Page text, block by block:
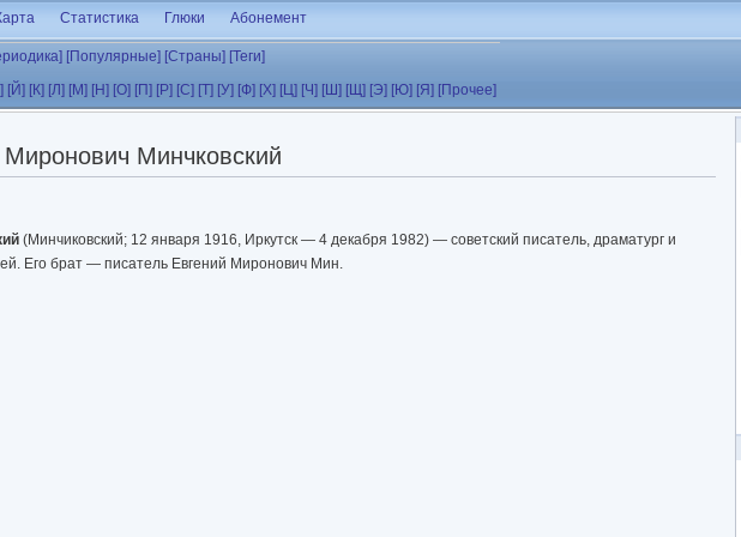
Статистика Глюки Абонемент
[Популярные] [Страны] [Теги]
[Й] [К] [Л] [М] [Н] [О] [П] [Р] [С] [Т] [У] [Ф] [Х] [Ц] [Ч] [Ш] [Щ] [Э] [Ю] [Я] [Прочее]
Минчковский
(Минчиковский; 12 января 1916, Иркутск — 4 декабря 1982) — советский писатель, драматург и
Его брат — писатель Евгений Миронович Мин.